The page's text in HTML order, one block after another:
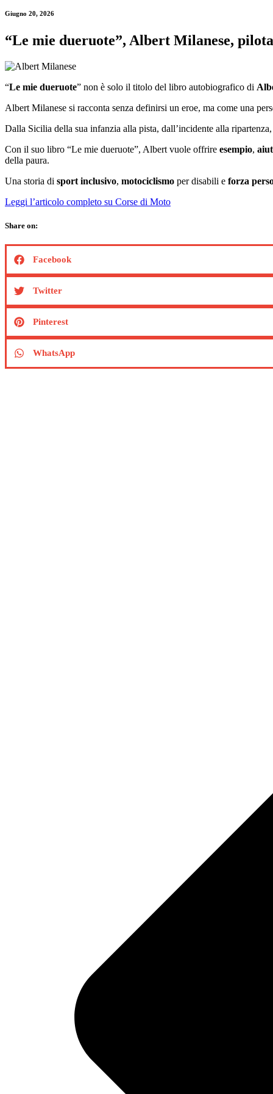
Giugno 20, 2026
“Le mie dueruote”, Albert Milanese,
“Le mie dueruote” non è solo il titolo del libro autobiografico di
Albert Milanese si racconta senza definirsi un eroe, ma come una
Dalla Sicilia della sua infanzia alla pista, dall’incidente alla
Con il suo libro “Le mie dueruote”, Albert vuole offrire esempio, aiut
della paura.
Una storia di sport inclusivo, motociclismo per disabili e forza
Leggi l’articolo completo su Corse di Moto
Share on:
Facebook
Twitter
Pinterest
WhatsApp